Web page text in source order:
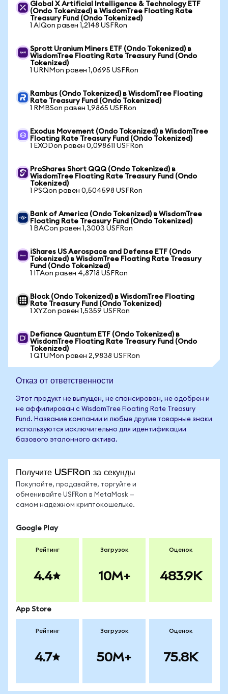
Global X Artificial Intelligence & Technology ETF
(Ondo Tokenized) в WisdomTree Floating Rate
Treasury Fund (Ondo Tokenized)
1 AIQon равен 1,2148 USFRon
Sprott Uranium Miners ETF (Ondo Tokenized) в
WisdomTree Floating Rate Treasury Fund (Ondo
Tokenized)
1 URNMon равен 1,0695 USFRon
Rambus (Ondo Tokenized) в WisdomTree Floating
Rate Treasury Fund (Ondo Tokenized)
1 RMBSon равен 1,9865 USFRon
Exodus Movement (Ondo Tokenized) в WisdomTree
Floating Rate Treasury Fund (Ondo Tokenized)
1 EXODon равен 0,098611 USFRon
ProShares Short QQQ (Ondo Tokenized) в
WisdomTree Floating Rate Treasury Fund (Ondo
Tokenized)
1 PSQon равен 0,504598 USFRon
Bank of America (Ondo Tokenized) в WisdomTree
Floating Rate Treasury Fund (Ondo Tokenized)
1 BACon равен 1,3003 USFRon
iShares US Aerospace and Defense ETF (Ondo
Tokenized) в WisdomTree Floating Rate Treasury
Fund (Ondo Tokenized)
1 ITAon равен 4,8718 USFRon
Block (Ondo Tokenized) в WisdomTree Floating
Rate Treasury Fund (Ondo Tokenized)
1 XYZon равен 1,5359 USFRon
Defiance Quantum ETF (Ondo Tokenized) в
WisdomTree Floating Rate Treasury Fund (Ondo
Tokenized)
1 QTUMon равен 2,9838 USFRon
Отказ от ответственности
Этот продукт не выпущен, не спонсирован, не одобрен и
не аффилирован с WisdomTree Floating Rate Treasury
Fund. Название компании и любые другие товарные знаки
используются исключительно для идентификации
базового эталонного актива.
Получите USFRon за секунды
Покупайте, продавайте, торгуйте и
обменивайте USFRon в MetaMask —
самом надёжном криптокошельке.
Google Play
Рейтинг
4.4
Загрузок
10M+
Оценок
483.9K
App Store
Рейтинг
4.7
Загрузок
50M+
Оценок
75.8K